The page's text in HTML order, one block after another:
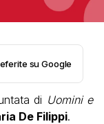
su Google
di Uomini e
De Filippi.